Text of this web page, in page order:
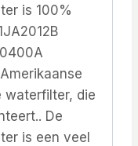
is 100%
waterfilter, die
De
is een veel